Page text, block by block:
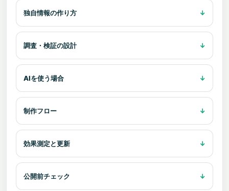
独自情報の作り方
調査・検証の設計
AIを使う場合
制作フロー
効果測定と更新
公開前チェック